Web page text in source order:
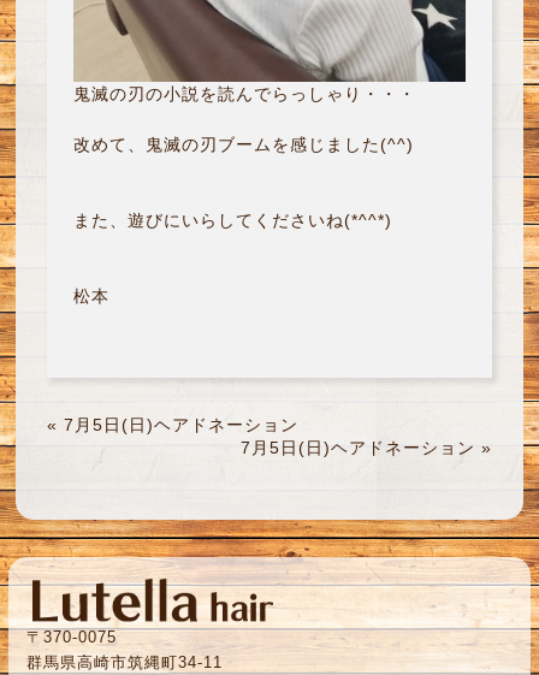
鬼滅の刃の小説を読んでらっしゃり・・・
改めて、鬼滅の刃ブームを感じました(^^)
また、遊びにいらしてくださいね(*^^*)
松本
« 7月5日(日)ヘアドネーション
7月5日(日)ヘアドネーション »
〒370-0075
群馬県高崎市筑縄町34-11